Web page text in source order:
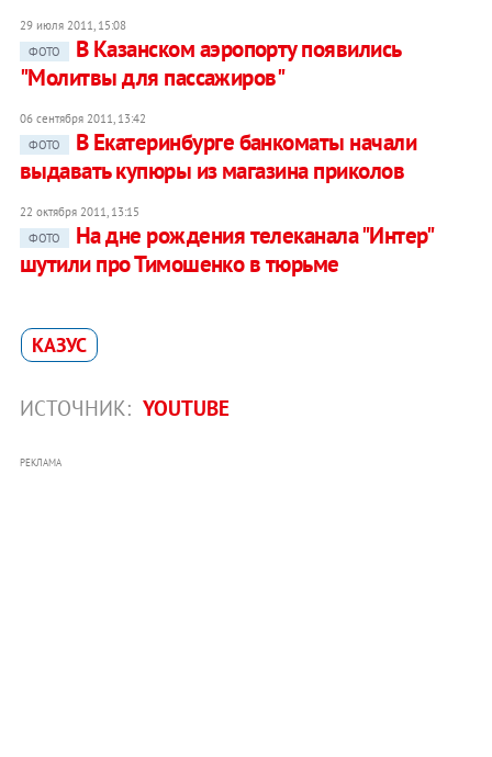
29 июля 2011, 15:08
ФОТО
В Казанском аэропорту появились
"Молитвы для пассажиров"
06 сентября 2011, 13:42
ФОТО
В Екатеринбурге банкоматы начали
выдавать купюры из магазина приколов
22 октября 2011, 13:15
ФОТО
На дне рождения телеканала "Интер"
шутили про Тимошенко в тюрьме
КАЗУС
ИСТОЧНИК: YOUTUBE
РЕКЛАМА